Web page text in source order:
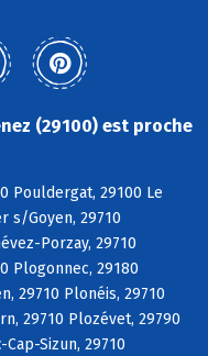
(29100) est proche
Pouldergat, 29100 Le
s/Goyen, 29710
Porzay, 29710
Plogonnec, 29180
29710 Plonéis, 29710
29710 Plozévet, 29790
Sizun, 29710